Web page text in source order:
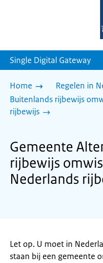
Single Digital Gateway
Home
Regelen in
Buitenlands rijbewijs
rijbewijs
Gemeente
rijbewijs
Nederlands
Let op. U moet in
staan bij een gemeente